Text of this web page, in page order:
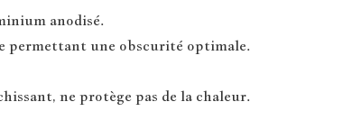
anodisé.
permettant une obscurité optimale.
ne protège pas de la chaleur.